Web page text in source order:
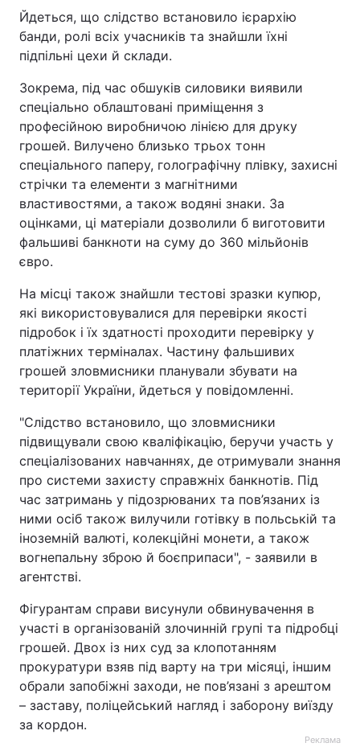
Йдеться, що слідство встановило ієрархію
банди, ролі всіх учасників та знайшли їхні
підпільні цехи й склади.
Зокрема, під час обшуків силовики виявили
спеціально облаштовані приміщення з
професійною виробничою лінією для друку
грошей. Вилучено близько трьох тонн
спеціального паперу, голографічну плівку, захисні
стрічки та елементи з магнітними
властивостями, а також водяні знаки. За
оцінками, ці матеріали дозволили б виготовити
фальшиві банкноти на суму до 360 мільйонів
євро.
На місці також знайшли тестові зразки купюр,
які використовувалися для перевірки якості
підробок і їх здатності проходити перевірку у
платіжних терміналах. Частину фальшивих
грошей зловмисники планували збувати на
території України, йдеться у повідомленні.
"Слідство встановило, що зловмисники
підвищували свою кваліфікацію, беручи участь у
спеціалізованих навчаннях, де отримували знання
про системи захисту справжніх банкнотів. Під
час затримань у підозрюваних та пов’язаних із
ними осіб також вилучили готівку в польській та
іноземній валюті, колекційні монети, а також
вогнепальну зброю й боєприпаси", - заявили в
агентстві.
Фігурантам справи висунули обвинувачення в
участі в організованій злочинній групі та підробці
грошей. Двох із них суд за клопотанням
прокуратури взяв під варту на три місяці, іншим
обрали запобіжні заходи, не пов’язані з арештом
– заставу, поліцейський нагляд і заборону виїзду
за кордон.
Реклама